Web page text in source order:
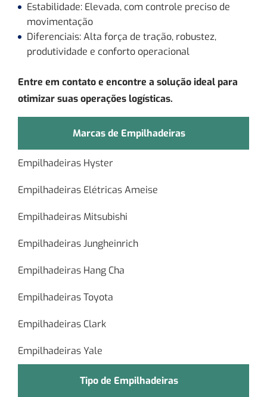
Estabilidade: Elevada, com controle preciso de
movimentação
Diferenciais: Alta força de tração, robustez,
produtividade e conforto operacional
Entre em contato e encontre a solução ideal para
otimizar suas operações logísticas.
Marcas de Empilhadeiras
Empilhadeiras Hyster
Empilhadeiras Elétricas Ameise
Empilhadeiras Mitsubishi
Empilhadeiras Jungheinrich
Empilhadeiras Hang Cha
Empilhadeiras Toyota
Empilhadeiras Clark
Empilhadeiras Yale
Tipo de Empilhadeiras